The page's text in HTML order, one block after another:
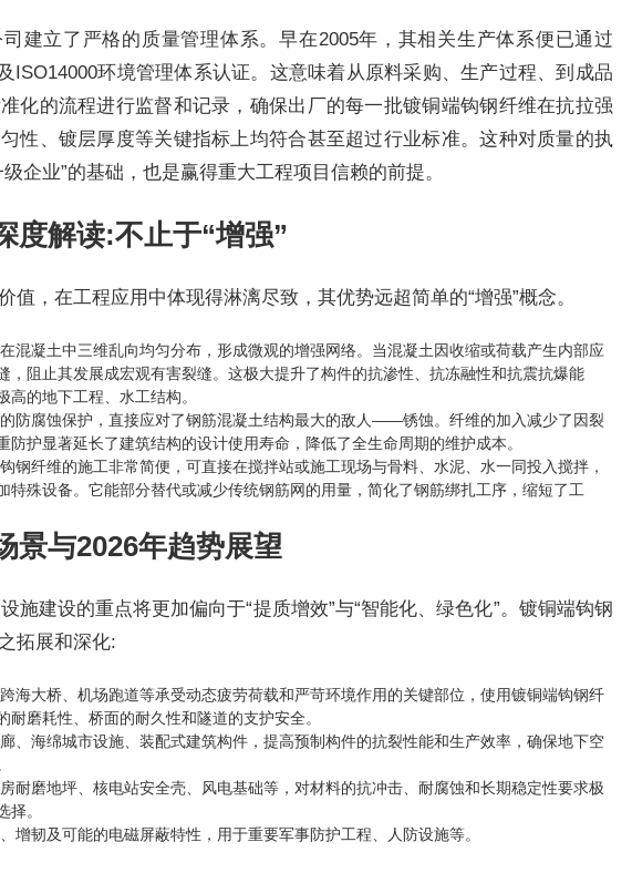
建立了严格的质量管理体系。早在2005年，其相关生产体系便已通过
ISO14000环境管理体系认证。这意味着从原料采购、生产过程、到成品
化的流程进行监督和记录，确保出厂的每一批镀铜端钩钢纤维在抗拉强
性、镀层厚度等关键指标上均符合甚至超过行业标准。这种对质量的执
企业”的基础，也是赢得重大工程项目信赖的前提。
度解读:不止于“增强”
值，在工程应用中体现得淋漓尽致，其优势远超简单的“增强”概念。
混凝土中三维乱向均匀分布，形成微观的增强网络。当混凝土因收缩或荷载产生内部应
，阻止其发展成宏观有害裂缝。这极大提升了构件的抗渗性、抗冻融性和抗震抗爆能
高的地下工程、水工结构。
防腐蚀保护，直接应对了钢筋混凝土结构最大的敌人——锈蚀。纤维的加入减少了因裂
防护显著延长了建筑结构的设计使用寿命，降低了全生命周期的维护成本。
钢纤维的施工非常简便，可直接在搅拌站或施工现场与骨料、水泥、水一同投入搅拌，
特殊设备。它能部分替代或减少传统钢筋网的用量，简化了钢筋绑扎工序，缩短了工
景与2026年趋势展望
施建设的重点将更加偏向于“提质增效”与“智能化、绿色化”。镀铜端钩钢
拓展和深化:
海大桥、机场跑道等承受动态疲劳荷载和严苛环境作用的关键部位，使用镀铜端钩钢纤
耐磨耗性、桥面的耐久性和隧道的支护安全。
、海绵城市设施、装配式建筑构件，提高预制构件的抗裂性能和生产效率，确保地下空
耐磨地坪、核电站安全壳、风电基础等，对材料的抗冲击、耐腐蚀和长期稳定性要求极
择。
增韧及可能的电磁屏蔽特性，用于重要军事防护工程、人防设施等。